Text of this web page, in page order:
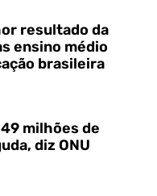
resultado da
ensino médio
brasileira
milhões de
diz ONU